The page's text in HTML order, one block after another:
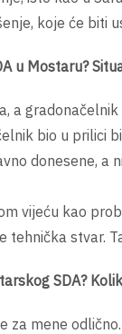
koje će biti
u Mostaru?
a
bio u prilici
donesene,
vijeću kao
tehnička stvar.
SDA?
za mene